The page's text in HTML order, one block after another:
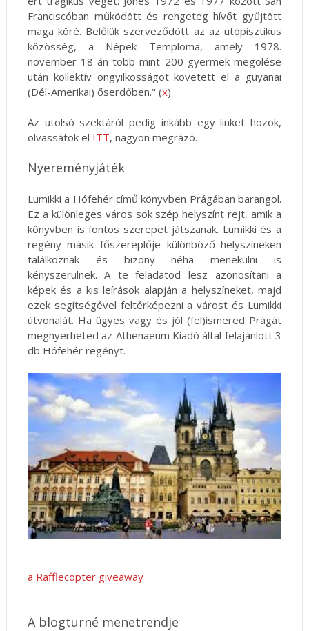
Franciscóban működött és rengeteg hívőt gyűjtött
maga köré. Belőlük szerveződött az az utópisztikus
közösség, a Népek Temploma, amely 1978.
november 18-án több mint 200 gyermek megölése
után kollektív öngyilkosságot követett el a guyanai
(Dél-Amerikai) őserdőben." (x)
Az utolsó szektáról pedig inkább egy linket hozok,
olvassátok el ITT, nagyon megrázó.
Nyereményjáték
Lumikki a Hófehér című könyvben Prágában barangol.
Ez a különleges város sok szép helyszínt rejt, amik a
könyvben is fontos szerepet játszanak. Lumikki és a
regény másik főszereplője különböző helyszíneken
találkoznak és bizony néha menekülni is
kényszerülnek. A te feladatod lesz azonosítani a
képek és a kis leírások alapján a helyszíneket, majd
ezek segítségével feltérképezni a várost és Lumikki
útvonalát. Ha ügyes vagy és jól (fel)ismered Prágát
megnyerheted az Athenaeum Kiadó által felajánlott 3
db Hófehér regényt.
a Rafflecopter giveaway
A blogturné menetrendje